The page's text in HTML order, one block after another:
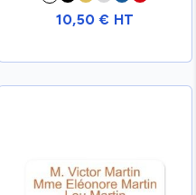
10,50 € HT